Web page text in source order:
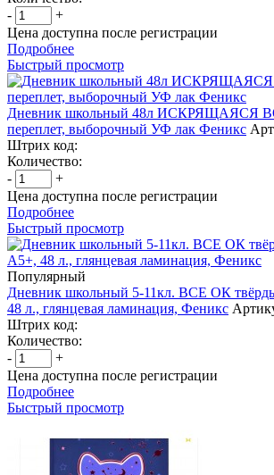
-
+
Цена доступна после регистрации
Подробнее
Быстрый просмотр
Дневник школьный 48л ИСКРЯЩАЯСЯ
переплет, выборочный УФ лак Феникс
Штрих код:
Количество:
-
+
Цена доступна после регистрации
Подробнее
Быстрый просмотр
Популярный
Дневник школьный 5-11кл. ВСЕ ОК
48 л., глянцевая ламинация, Феникс
Штрих код:
Количество:
-
+
Цена доступна после регистрации
Подробнее
Быстрый просмотр